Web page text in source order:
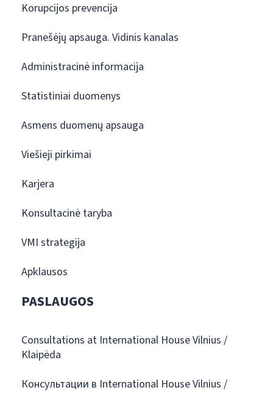
Korupcijos prevencija
Pranešėjų apsauga. Vidinis kanalas
Administracinė informacija
Statistiniai duomenys
Asmens duomenų apsauga
Viešieji pirkimai
Karjera
Konsultacinė taryba
VMI strategija
Apklausos
PASLAUGOS
Consultations at International House Vilnius /
Klaipėda
Консультации в International House Vilnius /